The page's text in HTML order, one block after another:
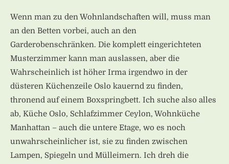
Wenn man zu den Wohnlandschaften will, muss man
an den Betten vorbei, auch an den
Garderobenschränken. Die komplett eingerichteten
Musterzimmer kann man auslassen, aber die
Wahrscheinlich ist höher Irma irgendwo in der
düsteren Küchenzeile Oslo kauernd zu finden,
thronend auf einem Boxspringbett. Ich suche also alles
ab, Küche Oslo, Schlafzimmer Ceylon, Wohnküche
Manhattan – auch die untere Etage, wo es noch
unwahrscheinlicher ist, sie zu finden zwischen
Lampen, Spiegeln und Mülleimern. Ich dreh die